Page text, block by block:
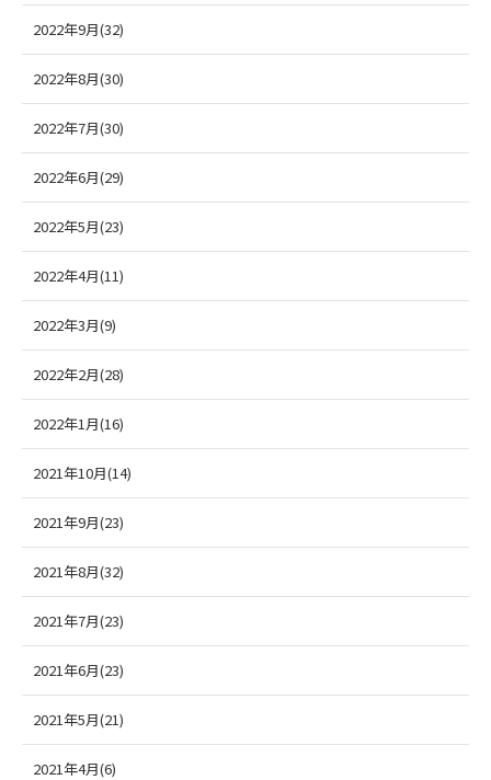
2022年9月(32)
2022年8月(30)
2022年7月(30)
2022年6月(29)
2022年5月(23)
2022年4月(11)
2022年3月(9)
2022年2月(28)
2022年1月(16)
2021年10月(14)
2021年9月(23)
2021年8月(32)
2021年7月(23)
2021年6月(23)
2021年5月(21)
2021年4月(6)